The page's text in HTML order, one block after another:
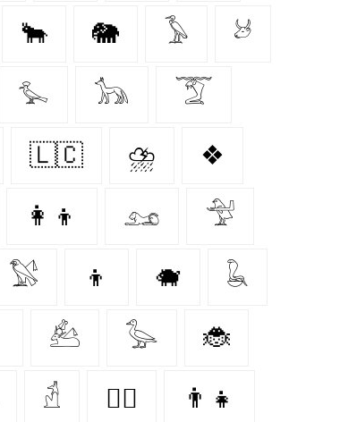
🐂 🐘 𓅥 𓃾
𓅙 𓃥 𓄆
🇱🇨 ⛈️ ❖
👩‍👦 𓃭 𓅴
𓅄 👦 🐗 𓆘
𓃕 𓅭 🐞
𓁢 🐕‍🦺 👨‍👧